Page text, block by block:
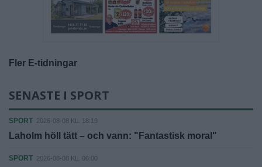
Fler E-tidningar
SENASTE I SPORT
SPORT 2026-08-08 KL. 18:19
Laholm höll tätt – och vann: "Fantastisk moral"
SPORT 2026-08-08 KL. 06:00